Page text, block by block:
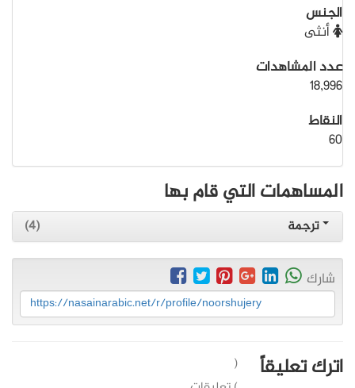
الجنس
أنثى
عدد المشاهدات
18,996
النقاط
60
المساهمات التي قام بها
ترجمة (4)
شارك
https://nasainarabic.net/r/profile/noorshujery
اترك تعليقاً
(